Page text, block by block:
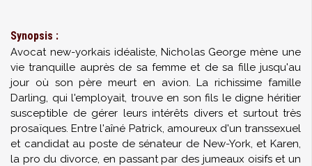
Synopsis :
Avocat new-yorkais idéaliste, Nicholas George mène une
vie tranquille auprès de sa femme et de sa fille jusqu'au
jour où son père meurt en avion. La richissime famille
Darling, qui l'employait, trouve en son fils le digne héritier
susceptible de gérer leurs intérêts divers et surtout très
prosaïques. Entre l'aîné Patrick, amoureux d'un transsexuel
et candidat au poste de sénateur de New-York, et Karen,
la pro du divorce, en passant par des jumeaux oisifs et un